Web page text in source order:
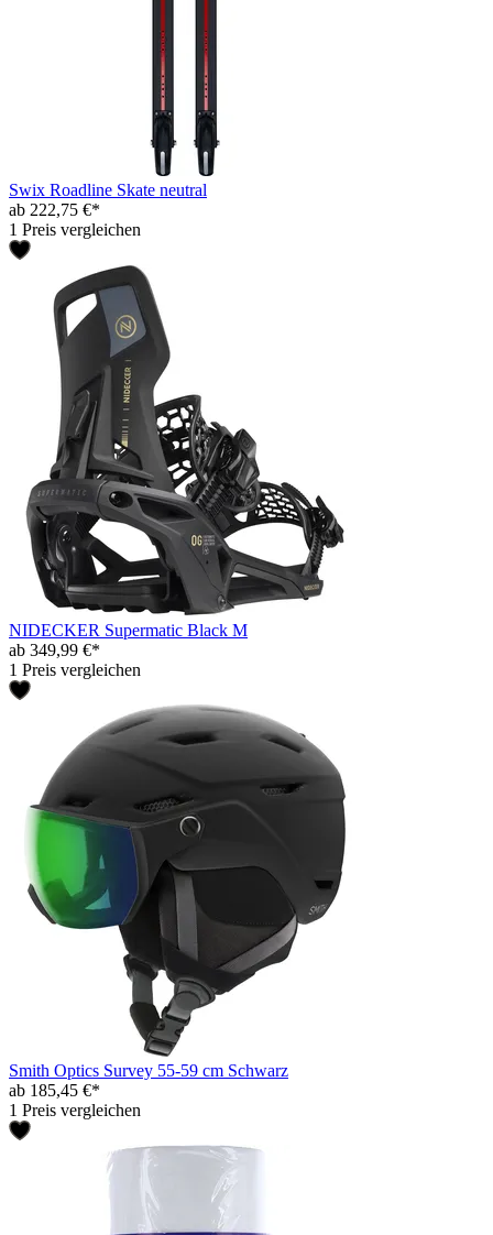
Swix Roadline Skate neutral
ab 222,75 €*
1 Preis vergleichen
NIDECKER Supermatic Black M
ab 349,99 €*
1 Preis vergleichen
Smith Optics Survey 55-59 cm Schwarz
ab 185,45 €*
1 Preis vergleichen